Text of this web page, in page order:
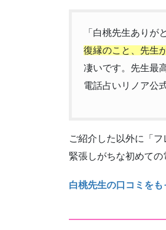
「白桃先生ありが
復縁のこと、先生
凄いです。先生最
電話占いリノア公
ご紹介した以外に「
緊張しがちな初めての
白桃先生の口コミをも